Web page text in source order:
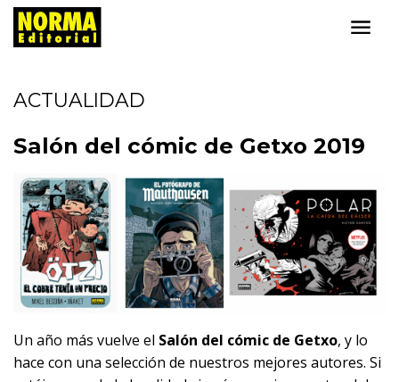
ACTUALIDAD
Salón del cómic de Getxo 2019
Un año más vuelve el Salón del cómic de Getxo, y lo
hace con una selección de nuestros mejores autores. Si